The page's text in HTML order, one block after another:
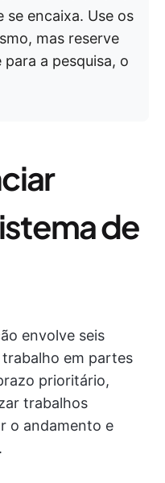
se encaixa. Use os
mas reserve
a pesquisa, o
de
envolve seis
em partes
prioritário,
trabalhos
o andamento e